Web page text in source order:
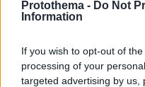
Protothema - Do Not
Information
If you wish to opt-out of
processing of your
targeted advertising by us,